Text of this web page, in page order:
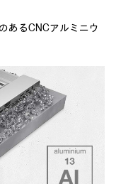
あるCNCアルミニウ